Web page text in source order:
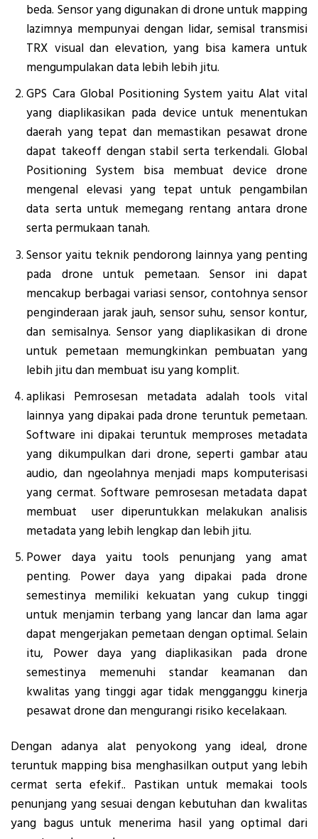
beda. Sensor yang digunakan di drone untuk mapping
lazimnya mempunyai dengan lidar, semisal transmisi
TRX visual dan elevation, yang bisa kamera untuk
mengumpulakan data lebih lebih jitu.
GPS Cara Global Positioning System yaitu Alat vital
yang diaplikasikan pada device untuk menentukan
daerah yang tepat dan memastikan pesawat drone
dapat takeoff dengan stabil serta terkendali. Global
Positioning System bisa membuat device drone
mengenal elevasi yang tepat untuk pengambilan
data serta untuk memegang rentang antara drone
serta permukaan tanah.
Sensor yaitu teknik pendorong lainnya yang penting
pada drone untuk pemetaan. Sensor ini dapat
mencakup berbagai variasi sensor, contohnya sensor
penginderaan jarak jauh, sensor suhu, sensor kontur,
dan semisalnya. Sensor yang diaplikasikan di drone
untuk pemetaan memungkinkan pembuatan yang
lebih jitu dan membuat isu yang komplit.
aplikasi Pemrosesan metadata adalah tools vital
lainnya yang dipakai pada drone teruntuk pemetaan.
Software ini dipakai teruntuk memproses metadata
yang dikumpulkan dari drone, seperti gambar atau
audio, dan ngeolahnya menjadi maps komputerisasi
yang cermat. Software pemrosesan metadata dapat
membuat user diperuntukkan melakukan analisis
metadata yang lebih lengkap dan lebih jitu.
Power daya yaitu tools penunjang yang amat
penting. Power daya yang dipakai pada drone
semestinya memiliki kekuatan yang cukup tinggi
untuk menjamin terbang yang lancar dan lama agar
dapat mengerjakan pemetaan dengan optimal. Selain
itu, Power daya yang diaplikasikan pada drone
semestinya memenuhi standar keamanan dan
kwalitas yang tinggi agar tidak mengganggu kinerja
pesawat drone dan mengurangi risiko kecelakaan.
Dengan adanya alat penyokong yang ideal, drone
teruntuk mapping bisa menghasilkan output yang lebih
cermat serta efekif.. Pastikan untuk memakai tools
penunjang yang sesuai dengan kebutuhan dan kwalitas
yang bagus untuk menerima hasil yang optimal dari